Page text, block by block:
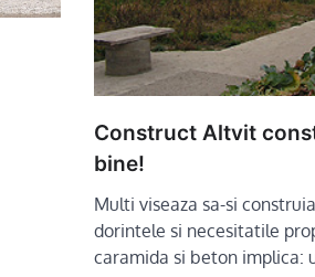
Construct Altvit
bine!
Multi viseaza sa-si
dorintele si necesitatile
caramida si beton implica: